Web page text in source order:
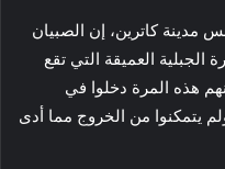
مدينة كاترين، إن الصبيان
الجبلية العميقة التي تقع
هذه المرة دخلوا في
يتمكنوا من الخروج مما أدى